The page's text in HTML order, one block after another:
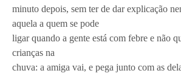
minuto depois, sem ter de dar explicação
aquela a quem se pode
ligar quando a gente está com febre e não
crianças na
chuva: a amiga vai, e pega junto com as